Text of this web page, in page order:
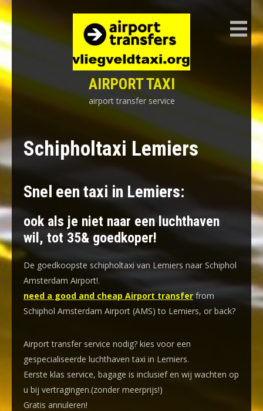
Skip
to
content
AIRPORT TAXI
airport transfer service
Schipholtaxi Lemiers
Snel een taxi in Lemiers:
ook als je niet naar een luchthaven
wil, tot 35& goedkoper!
De goedkoopste schipholtaxi van Lemiers naar Schiphol
Amsterdam Airport!.
need a good and cheap Airport transferfrom
Schiphol Amsterdam Airport (AMS) to Lemiers, or back?
Airport transfer service nodig? kies voor een
gespecialiseerde luchthaven taxi in Lemiers.
Eerste klas service, bagage is inclusief en wij wachten op
u bij vertragingen.(zonder meerprijs!)
Gratis annuleren!